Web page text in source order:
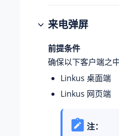
来电弹屏
前提条件
确保以下客户端之
Linkus 桌面端
Linkus 网页端
注：